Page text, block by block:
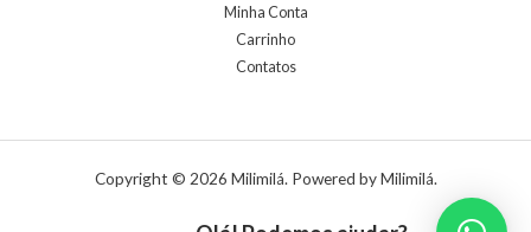
Minha Conta
Carrinho
Contatos
Copyright © 2026 Milimilá. Powered by Milimilá.